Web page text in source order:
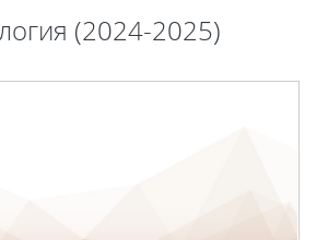
(2024-2025)